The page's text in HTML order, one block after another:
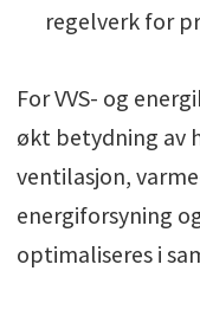
regelverk for
For VVS- og
økt betydning av
ventilasjon,
energiforsyning
optimaliseres i